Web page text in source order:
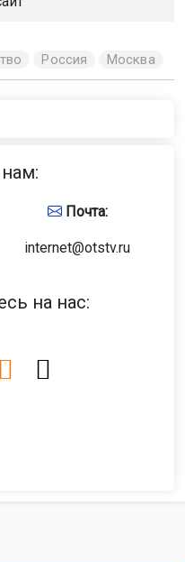
Россия Москва
Почта:
internet@otstv.ru
на нас: